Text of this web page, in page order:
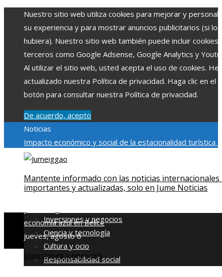
Nuestro sitio web utiliza cookies para mejorar y
su experiencia y para mostrar anuncios publicitarios (si los
hubiera). Nuestro sitio web también puede incluir cookies
terceros como Google Adsense, Google Analytics y
Al utilizar el sitio web, usted acepta el uso de cookies.
actualizado nuestra Política de privacidad. Haga clic en el
botón para consultar nuestra Política de privacidad.
De acuerdo, acepto
Noticias
Impacto económico y social de la estacionalidad turística
Montenegro
ampliaron los límites del conocimiento humanoLas 15
donaciones individuales más grandes y su impacto en la
economía azul en Belice
jueves, agosto 6
Mantente informado con las noticias internacionales
importantes y actualizadas, solo en Jume Noticias
Inversiones y negocios
Ciencia y tecnología
Cultura y ocio
Responsabilidad social
Inversiones y negocios